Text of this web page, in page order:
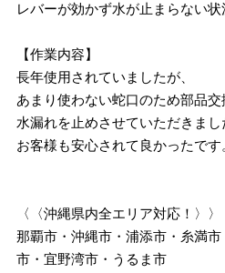
レバーが効かず水が止まらない状
【作業内容】
長年使用されていましたが、
あまり使わない蛇口のため部品交
水漏れを止めさせていただきまし
お客様も安心されて良かったです
〈〈沖縄県内全エリア対応！〉〉
那覇市・沖縄市・浦添市・糸満
市・宜野湾市・うるま市